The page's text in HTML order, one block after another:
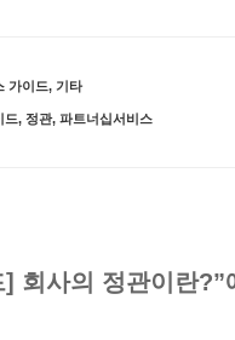
가이드, 기타
드, 정관, 파트너십서비스
회사의 정관이란?”